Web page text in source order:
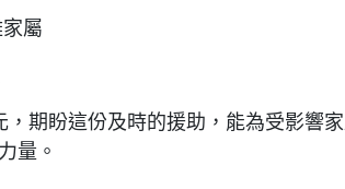
屬
，期盼這份及時的援助，能為受影響
量。